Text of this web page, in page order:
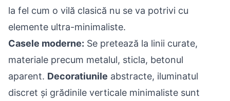
la fel cum o vilă clasică nu se va potrivi cu
elemente ultra-minimaliste.
Casele moderne: Se pretează la linii curate,
materiale precum metalul, sticla, betonul
aparent. Decoratiunile abstracte, iluminatul
discret și grădinile verticale minimaliste sunt